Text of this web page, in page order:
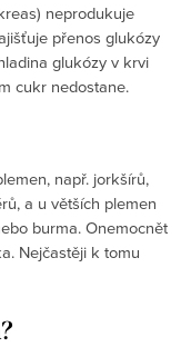
neprodukuje
přenos glukózy
glukózy v krvi
cukr nedostane.
např. jorkšírů,
a u větších plemen
burma. Onemocnět
Nejčastěji k tomu